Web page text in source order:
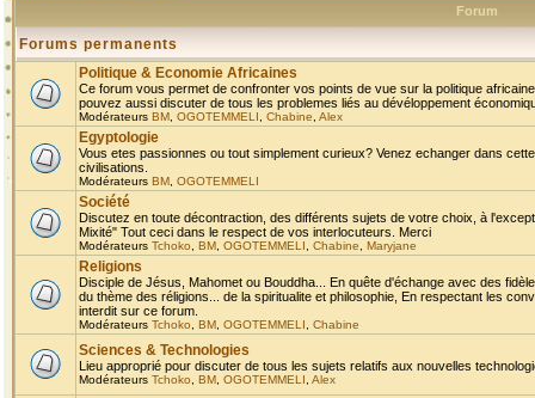
Forum
Forums permanents
Politique & Economie Africaines
Ce forum vous permet de confronter vos points de vue sur la politique
pouvez aussi discuter de tous les problemes liés au dévéloppement
Modérateurs BM OGOTEMMELI Chabine Alex
Egyptologie
Vous etes passionnes ou tout simplement curieux? Venez echanger dans
civilisations.
Modérateurs BM OGOTEMMELI
Société
Discutez en toute décontraction, des différents sujets de votre choix, à
Mixité" Tout ceci dans le respect de vos interlocuteurs. Merci
Modérateurs Tchoko BM OGOTEMMELI Chabine Maryjane
Religions
Disciple de Jésus, Mahomet ou Bouddha... En quête d'échange avec des
du thème des réligions... de la spiritualite et philosophie, En respectant les
interdit sur ce forum.
Modérateurs Tchoko BM OGOTEMMELI Chabine
Sciences & Technologies
Lieu approprié pour discuter de tous les sujets relatifs aux nouvelles
Modérateurs Tchoko BM OGOTEMMELI Alex